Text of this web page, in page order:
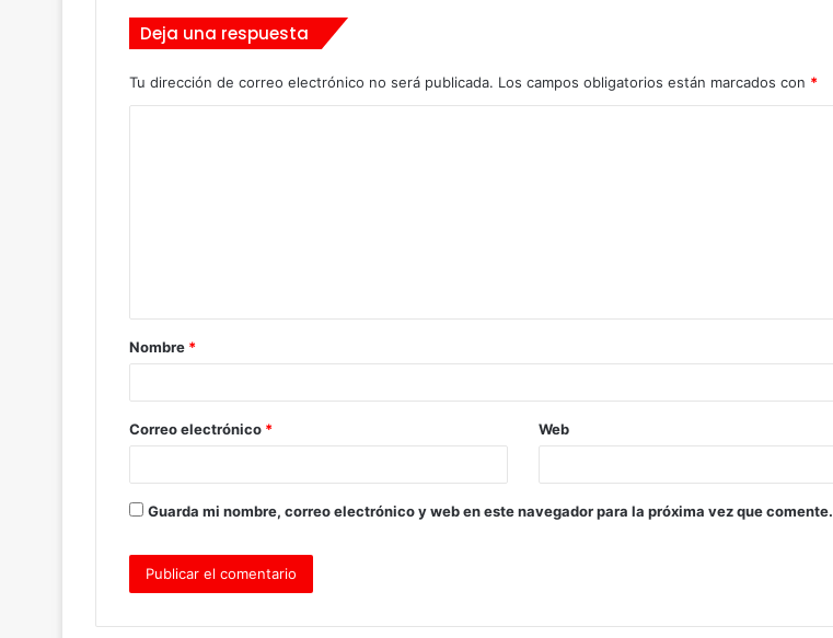
Deja una respuesta
Tu dirección de correo electrónico no será publicada. Los campos obligatorios están marcados con *
a
r
*
Nombre *
Correo electrónico * Web
Guarda mi nombre, correo electrónico y web en este navegador para la próxima vez que comente.